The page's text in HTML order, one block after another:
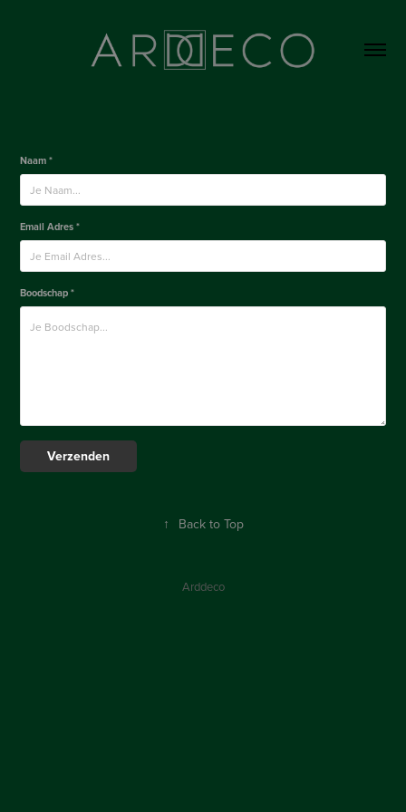
Naam *
Email Adres *
Boodschap *
Verzenden
↑ Back to Top
Arddeco